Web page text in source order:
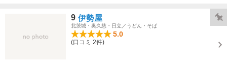
9 伊勢屋
北茨城・奥久慈・日立／うどん・そば
5.0
(口コミ 2件)